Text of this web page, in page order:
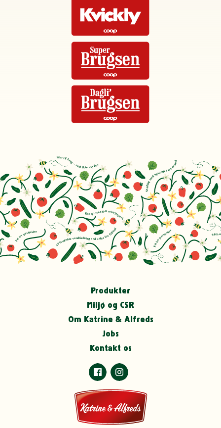
Produkter
Miljø og CSR
Om Katrine & Alfreds
Jobs
Kontakt os